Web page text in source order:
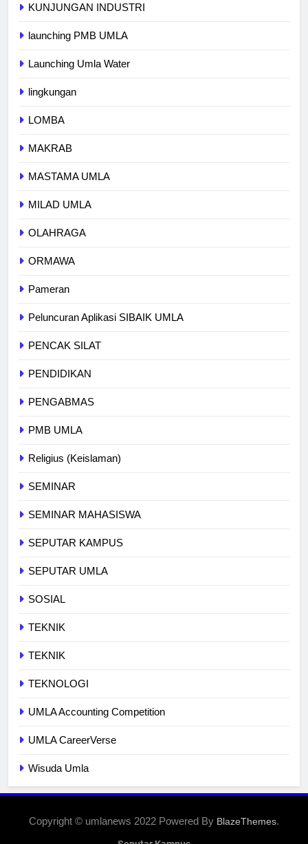
KUNJUNGAN INDUSTRI
launching PMB UMLA
Launching Umla Water
lingkungan
LOMBA
MAKRAB
MASTAMA UMLA
MILAD UMLA
OLAHRAGA
ORMAWA
Pameran
Peluncuran Aplikasi SIBAIK UMLA
PENCAK SILAT
PENDIDIKAN
PENGABMAS
PMB UMLA
Religius (Keislaman)
SEMINAR
SEMINAR MAHASISWA
SEPUTAR KAMPUS
SEPUTAR UMLA
SOSIAL
TEKNIK
TEKNIK
TEKNOLOGI
UMLA Accounting Competition
UMLA CareerVerse
Wisuda Umla
Copyright © umlanews 2022 Powered By BlazeThemes.